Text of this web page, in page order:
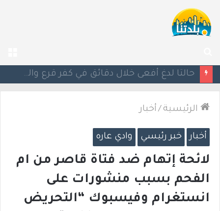
عن
الرئيسية / أخبار
أخبار خبر رئيسي وادي عاره
لائحة إتهام ضد فتاة قاصر من ام
الفحم بسبب منشورات على
انستغرام وفيسبوك “التحريض